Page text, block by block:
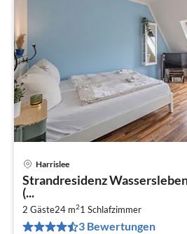
Harrislee
Strandresidenz
(...
2 Gäste24 m21 Schlafzimmer
3 Bewertungen